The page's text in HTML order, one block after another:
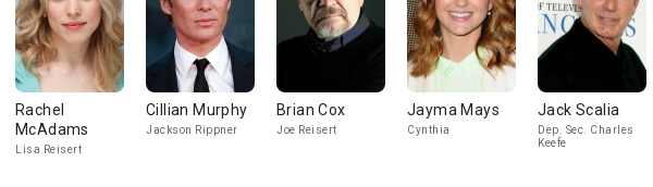
Rachel
McAdams
Lisa Reisert
Cillian Murphy
Jackson Rippner
Brian Cox
Joe Reisert
Jayma Mays
Cynthia
Jack Scalia
Dep. Sec. Charles
Keefe